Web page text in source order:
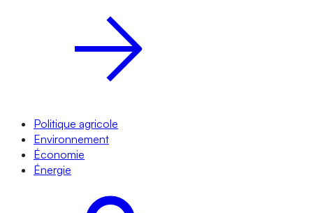
Politique agricole
Environnement
Économie
Énergie